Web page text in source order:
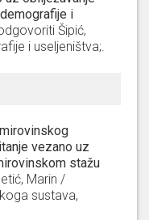
i
Šipić,
i useljeništva;.
vezano uz
stažu
Marin /
sustava,